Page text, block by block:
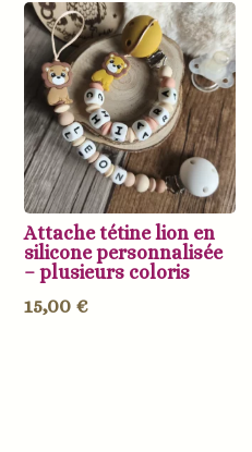
Attache tétine lion en
silicone personnalisée
– plusieurs coloris
15,00 €